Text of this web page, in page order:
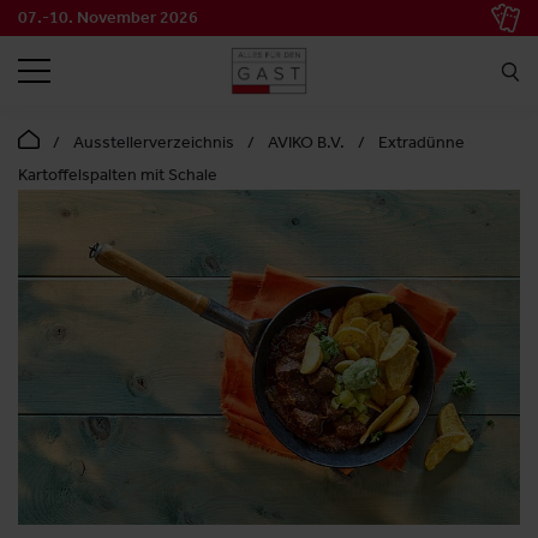
07.-10. November 2026
SUCHEN
Ausstellerverzeichnis AVIKO B.V.
Extradünne
Kartoffelspalten mit Schale